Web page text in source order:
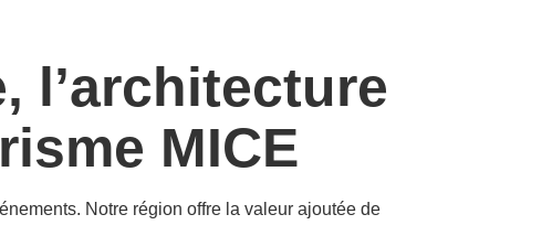
l’architecture
MICE
Notre région offre la valeur ajoutée de